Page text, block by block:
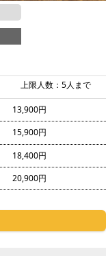
上限人数：5人まで
13,900円
15,900円
18,400円
20,900円